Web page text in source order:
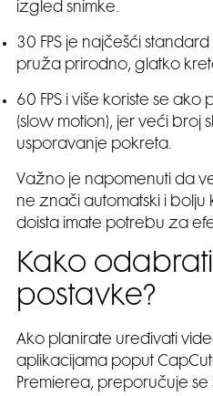
izgled snimke.
30 FPS je najčešći
pruža prirodno, glatko
60 FPS i više koriste se ako
(slow motion), jer veći broj
usporavanje pokreta.
Važno je napomenuti da
ne znači automatski i bolju
doista imate potrebu za
Kako
postavke?
Ako planirate uređivati
aplikacijama poput
Premierea, preporučuje se